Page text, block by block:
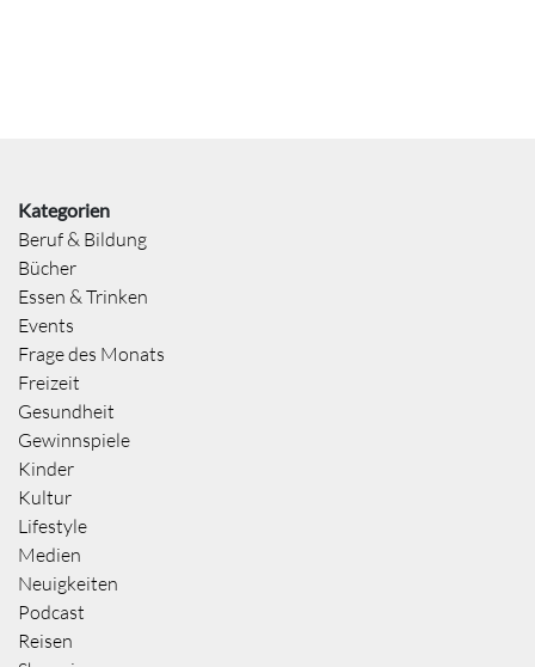
Kategorien
Beruf & Bildung
Bücher
Essen & Trinken
Events
Frage des Monats
Freizeit
Gesundheit
Gewinnspiele
Kinder
Kultur
Lifestyle
Medien
Neuigkeiten
Podcast
Reisen